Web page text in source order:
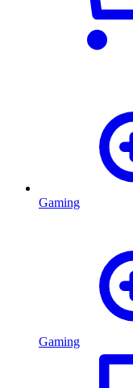
Gaming
Gaming